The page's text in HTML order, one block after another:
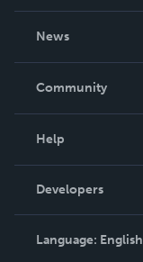
News
In The News
Community
Podcast
Help
Order Lookup
Knowledge Base
Contact Support
Developers
Language: English